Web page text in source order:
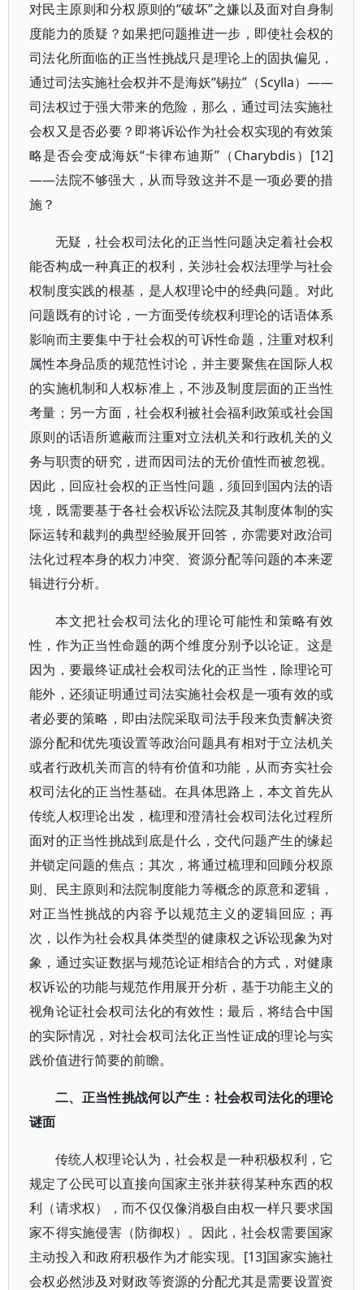
对民主原则和分权原则的“破坏”之嫌以及面对自身制
度能力的质疑？如果把问题推进一步，即使社会权的
司法化所面临的正当性挑战只是理论上的固执偏见，
通过司法实施社会权并不是海妖“锡拉”（Scylla）——
司法权过于强大带来的危险，那么，通过司法实施社
会权又是否必要？即将诉讼作为社会权实现的有效策
略是否会变成海妖“卡律布迪斯”（Charybdis）[12]
——法院不够强大，从而导致这并不是一项必要的措
施？
无疑，社会权司法化的正当性问题决定着社会权
能否构成一种真正的权利，关涉社会权法理学与社会
权制度实践的根基，是人权理论中的经典问题。对此
问题既有的讨论，一方面受传统权利理论的话语体系
影响而主要集中于社会权的可诉性命题，注重对权利
属性本身品质的规范性讨论，并主要聚焦在国际人权
的实施机制和人权标准上，不涉及制度层面的正当性
考量；另一方面，社会权利被社会福利政策或社会国
原则的话语所遮蔽而注重对立法机关和行政机关的义
务与职责的研究，进而因司法的无价值性而被忽视。
因此，回应社会权的正当性问题，须回到国内法的语
境，既需要基于各社会权诉讼法院及其制度体制的实
际运转和裁判的典型经验展开回答，亦需要对政治司
法化过程本身的权力冲突、资源分配等问题的本来逻
辑进行分析。
本文把社会权司法化的理论可能性和策略有效
性，作为正当性命题的两个维度分别予以论证。这是
因为，要最终证成社会权司法化的正当性，除理论可
能外，还须证明通过司法实施社会权是一项有效的或
者必要的策略，即由法院采取司法手段来负责解决资
源分配和优先项设置等政治问题具有相对于立法机关
或者行政机关而言的特有价值和功能，从而夯实社会
权司法化的正当性基础。在具体思路上，本文首先从
传统人权理论出发，梳理和澄清社会权司法化过程所
面对的正当性挑战到底是什么，交代问题产生的缘起
并锁定问题的焦点；其次，将通过梳理和回顾分权原
则、民主原则和法院制度能力等概念的原意和逻辑，
对正当性挑战的内容予以规范主义的逻辑回应；再
次，以作为社会权具体类型的健康权之诉讼现象为对
象，通过实证数据与规范论证相结合的方式，对健康
权诉讼的功能与规范作用展开分析，基于功能主义的
视角论证社会权司法化的有效性；最后，将结合中国
的实际情况，对社会权司法化正当性证成的理论与实
践价值进行简要的前瞻。
二、正当性挑战何以产生：社会权司法化的理论
谜面
传统人权理论认为，社会权是一种积极权利，它
规定了公民可以直接向国家主张并获得某种东西的权
利（请求权），而不仅仅像消极自由权一样只要求国
家不得实施侵害（防御权）。因此，社会权需要国家
主动投入和政府积极作为才能实现。[13]国家实施社
会权必然涉及对财政等资源的分配尤其是需要设置资